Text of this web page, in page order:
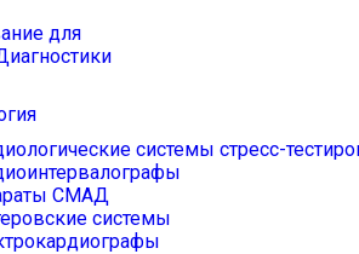
для
системы стресс-
СМАД
системы